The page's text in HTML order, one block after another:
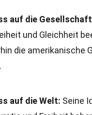
auf die
und Gleichheit
die amerikanische
auf die Welt: Seine